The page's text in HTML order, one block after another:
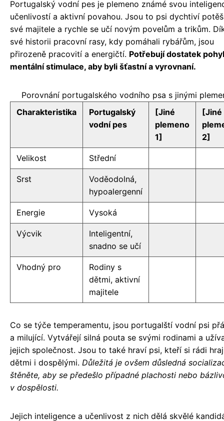
Portugalský vodní pes je plemeno známé svou
učenlivostí a aktivní povahou. Jsou to psi dychtiví
své majitele a rychle se učí novým povelům a trikům.
své historii pracovní rasy, kdy pomáhali rybářům, jsou
přirozeně pracovití a energičtí. Potřebují dostatek
mentální stimulace, aby byli šťastní a vyrovnaní.
Porovnání portugalského vodního psa s jinými
Charakteristika
Portugalský
vodní pes
[Jiné
plemeno
1]
[Jiné
2]
Velikost Střední
Srst
Voděodolná,
hypoalergenní
Energie Vysoká
Výcvik
Inteligentní,
snadno se učí
Vhodný pro
Rodiny s
dětmi, aktivní
majitele
Co se týče temperamentu, jsou portugalští vodní psi
a milující. Vytvářejí silná pouta se svými rodinami a
jejich společnost. Jsou to také hraví psi, kteří si rádi
dětmi i dospělými. Důležitá je ovšem důsledná
štěněte, aby se předešlo případné plachosti nebo
v dospělosti.
Jejich inteligence a učenlivost z nich dělá skvělé